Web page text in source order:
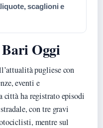
scaglioni e
Oggi
pugliese con
eventi e
ha registrato episodi
con tre gravi
mentre sul